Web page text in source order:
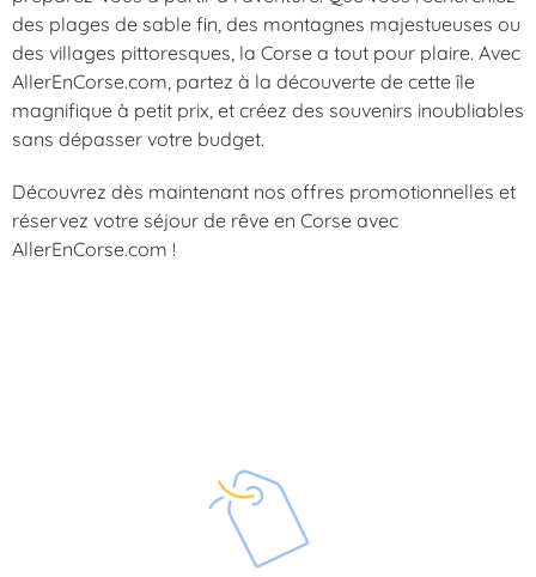
des plages de sable fin, des montagnes majestueuses ou
des villages pittoresques, la Corse a tout pour plaire. Avec
AllerEnCorse.com, partez à la découverte de cette île
magnifique à petit prix, et créez des souvenirs inoubliables
sans dépasser votre budget.
Découvrez dès maintenant nos offres promotionnelles et
réservez votre séjour de rêve en Corse avec
AllerEnCorse.com !